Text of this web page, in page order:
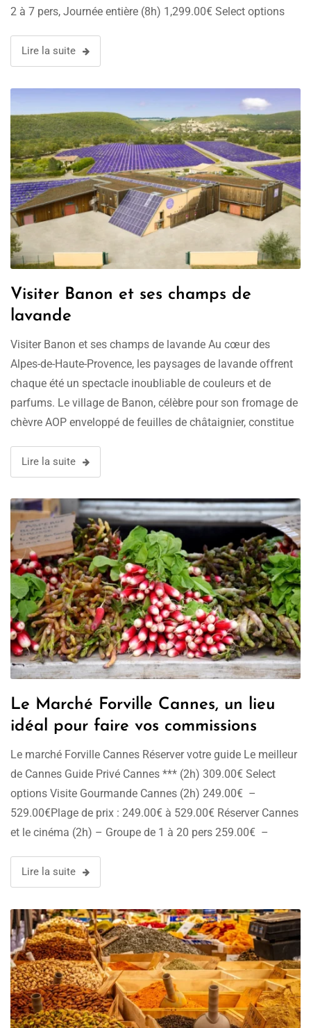
2 à 7 pers, Journée entière (8h) 1,299.00€ Select options
Lire la suite
Visiter Banon et ses champs de
lavande
Visiter Banon et ses champs de lavande Au cœur des
Alpes-de-Haute-Provence, les paysages de lavande offrent
chaque été un spectacle inoubliable de couleurs et de
parfums. Le village de Banon, célèbre pour son fromage de
chèvre AOP enveloppé de feuilles de châtaignier, constitue
Entouré de champs …
Lire la suite
Le Marché Forville Cannes, un lieu
idéal pour faire vos commissions
Le marché Forville Cannes Réserver votre guide Le meilleur
de Cannes Guide Privé Cannes *** (2h) 309.00€ Select
options Visite Gourmande Cannes (2h) 249.00€ –
529.00€Plage de prix : 249.00€ à 529.00€ Réserver Cannes
et le cinéma (2h) – Groupe de 1 à 20 pers 259.00€ –
options …
Lire la suite